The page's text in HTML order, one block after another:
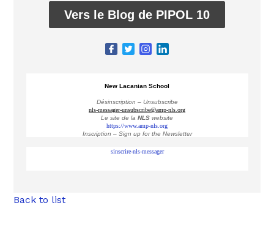
Vers le Blog de PIPOL 10
New Lacanian School
Désinscription – Unsubscribe
nls-messager-unsubscribe@amp-nls.org
Le site de la NLS website
https://www.amp-nls.org
Inscription – Sign up for the Newsletter
sinscrire-nls-messager
Back to list